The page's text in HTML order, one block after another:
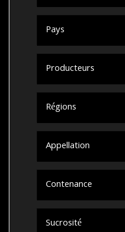
Pays
Producteurs
Régions
Appellation
Contenance
Sucrosité